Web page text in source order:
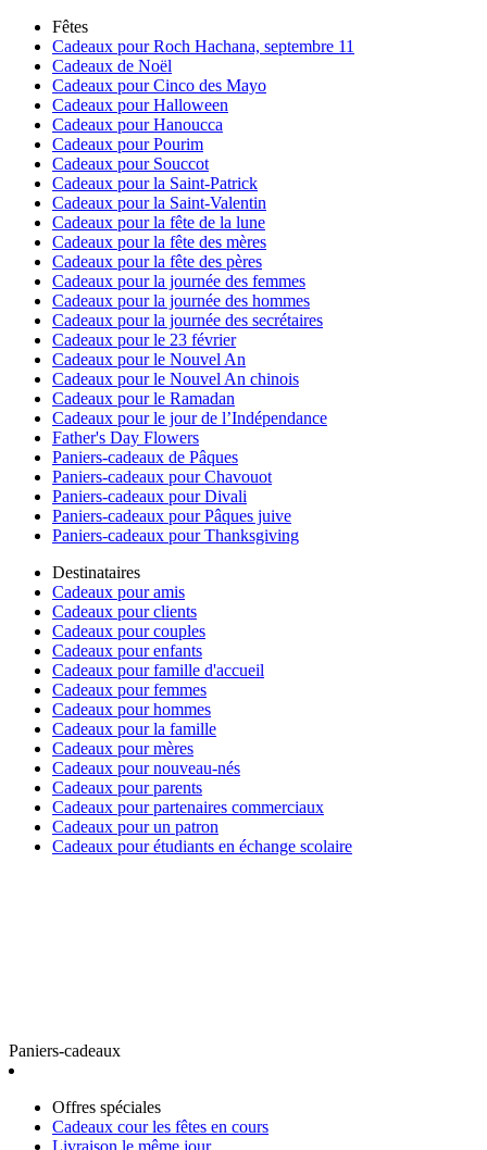
Fêtes
Cadeaux pour Roch Hachana, septembre 11
Cadeaux de Noël
Cadeaux pour Cinco des Mayo
Cadeaux pour Halloween
Cadeaux pour Hanoucca
Cadeaux pour Pourim
Cadeaux pour Souccot
Cadeaux pour la Saint-Patrick
Cadeaux pour la Saint-Valentin
Cadeaux pour la fête de la lune
Cadeaux pour la fête des mères
Cadeaux pour la fête des pères
Cadeaux pour la journée des femmes
Cadeaux pour la journée des hommes
Cadeaux pour la journée des secrétaires
Cadeaux pour le 23 février
Cadeaux pour le Nouvel An
Cadeaux pour le Nouvel An chinois
Cadeaux pour le Ramadan
Cadeaux pour le jour de l’Indépendance
Father's Day Flowers
Paniers-cadeaux de Pâques
Paniers-cadeaux pour Chavouot
Paniers-cadeaux pour Divali
Paniers-cadeaux pour Pâques juive
Paniers-cadeaux pour Thanksgiving
Destinataires
Cadeaux pour amis
Cadeaux pour clients
Cadeaux pour couples
Cadeaux pour enfants
Cadeaux pour famille d'accueil
Cadeaux pour femmes
Cadeaux pour hommes
Cadeaux pour la famille
Cadeaux pour mères
Cadeaux pour nouveau-nés
Cadeaux pour parents
Cadeaux pour partenaires commerciaux
Cadeaux pour un patron
Cadeaux pour étudiants en échange scolaire
Paniers-cadeaux
Offres spéciales
Cadeaux cour les fêtes en cours
Livraison le même jour